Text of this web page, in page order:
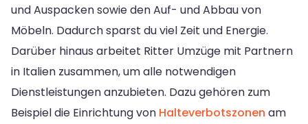
und Auspacken sowie den Auf- und Abbau von
Möbeln. Dadurch sparst du viel Zeit und Energie.
Darüber hinaus arbeitet Ritter Umzüge mit Partnern
in Italien zusammen, um alle notwendigen
Dienstleistungen anzubieten. Dazu gehören zum
Beispiel die Einrichtung von Halteverbotszonen am